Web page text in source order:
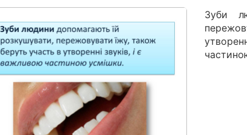
Зуби